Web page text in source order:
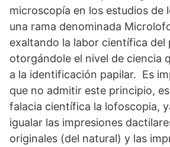
microscopía en los estudios de
una rama denominada
exaltando la labor científica del
otorgándole el nivel de ciencia
a la identificación papilar. Es
que no admitir este principio,
falacia científica la lofoscopia,
igualar las impresiones
originales (del natural) y las